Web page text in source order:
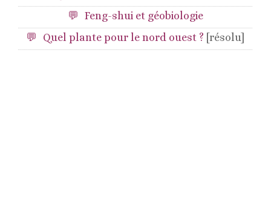
Feng-shui et géobiologie
Quel plante pour le nord ouest ? [résolu]